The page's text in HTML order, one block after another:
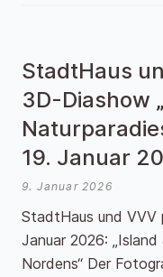
StadtHaus
3D-Diashow
19. Januar
9. Januar 2026
StadtHaus und VVV
Januar 2026:
Nordens“ Der